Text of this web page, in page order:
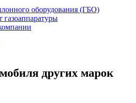
оборудования (ГБО)
газоаппаратуры
других марок